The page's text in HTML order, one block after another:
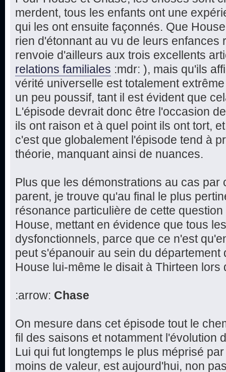
merdent, tous les enfants ont une
qui les ont ensuite façonnés. Que
rien d'étonnant au vu de leurs enfances
renvoie d'ailleurs aux trois excellents
relations familiales :mdr: ), mais qu'ils
vérité universelle est totalement
un peu poussif, tant il est évident que
L'épisode devrait donc être l'occasion
ils ont raison et à quel point ils ont tort,
c'est que globalement l'épisode tend à
théorie, manquant ainsi de nuances.
Plus que les démonstrations au cas par
parent, je trouve qu'au final le plus
résonance particulière de cette
House, mettant en évidence que tous
dysfonctionnels, parce que ce n'est
peut s'épanouir au sein du département
House lui-même le disait à Thirteen lors
:arrow: Chase
On mesure dans cet épisode tout le
fil des saisons et notamment l'évolution
Lui qui fut longtemps le plus méprisé
moins de valeur, est aujourd'hui, non